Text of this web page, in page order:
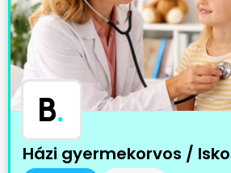
B.
Házi gyermekorvos /